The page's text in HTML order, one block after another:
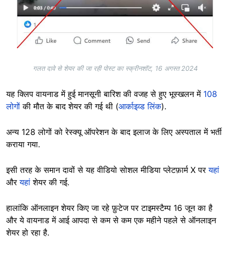
गलत दावे से शेयर की जा रही पोस्ट का स्क्रीनशॉट, 16 अगस्त 2024
यह क्लिप वायनाड में हुई मानसूनी बारिश की वजह से हुए भूस्खलन में 108
लोगों की मौत के बाद शेयर की गई थी (आर्काइव्ड लिंक).
अन्य 128 लोगों को रेस्क्यू ऑपरेशन के बाद इलाज के लिए अस्पताल में भर्ती
कराया गया.
इसी तरह के समान दावों से यह वीडियो सोशल मीडिया प्लेटफ़ार्म X परयहां
औरयहां शेयर की गई.
हालांकि ऑनलाइन शेयर किए जा रहे फ़ुटेज पर टाइमस्टैम्प 16 जून का है
और ये वायनाड में आई आपदा से कम से कम एक महीने पहले से ऑनलाइन
शेयर हो रहा है.